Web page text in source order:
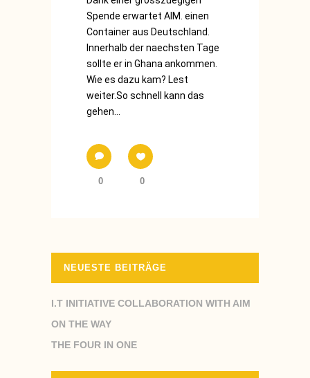
Spende erwartet AIM. einen
Container aus Deutschland.
Innerhalb der naechsten Tage
sollte er in Ghana ankommen.
Wie es dazu kam? Lest
weiter.So schnell kann das
gehen...
0 0
NEUESTE BEITRÄGE
I.T INITIATIVE COLLABORATION WITH AIM
ON THE WAY
THE FOUR IN ONE